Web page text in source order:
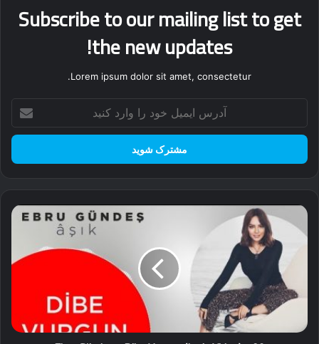
Subscribe to our mailing list to get
the new updates!
Lorem ipsum dolor sit amet, consectetur.
خود
وارد
09
Ebru
Gündeş
Dibe
Vurgun
Video)